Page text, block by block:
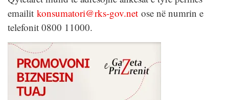
emailit konsumatori@rks-gov.net ose në numrin e
telefonit 0800 11000.